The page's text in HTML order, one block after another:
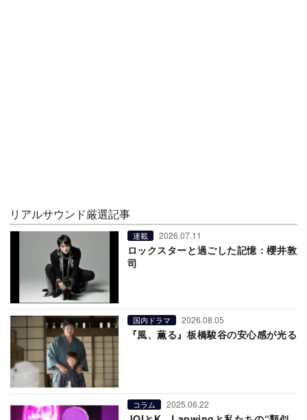
リアルサウンド厳選記事
連載 2026.07.11
ロックスターと過ごした記憶：櫻井敦
司
国内ドラマ 2026.08.05
『風、薫る』板橋駿谷の安心感が光る
コラム 2025.06.22